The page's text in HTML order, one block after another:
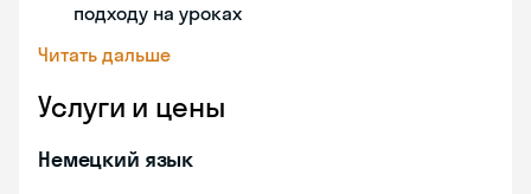
подходу на уроках
Читать дальше
Услуги и цены
Немецкий язык